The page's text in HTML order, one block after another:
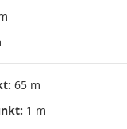
65 m
1 m